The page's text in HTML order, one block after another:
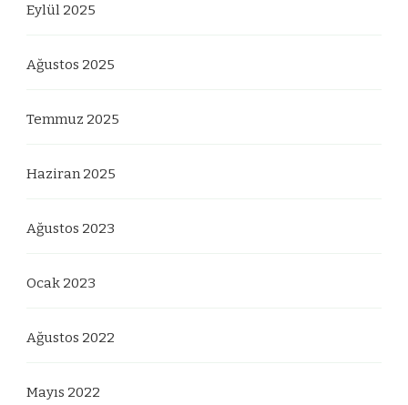
Eylül 2025
Ağustos 2025
Temmuz 2025
Haziran 2025
Ağustos 2023
Ocak 2023
Ağustos 2022
Mayıs 2022